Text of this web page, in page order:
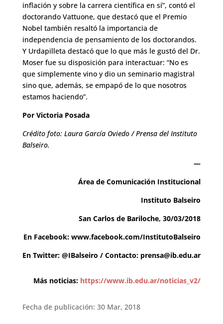
inflación y sobre la carrera científica en sí”, contó el
doctorando Vattuone, que destacó que el Premio
Nobel también resaltó la importancia de
independencia de pensamiento de los doctorandos.
Y Urdapilleta destacó que lo que más le gustó del Dr.
Moser fue su disposición para interactuar: “No es
que simplemente vino y dio un seminario magistral
sino que, además, se empapó de lo que nosotros
estamos haciendo”.
Por Victoria Posada
Crédito foto: Laura García Oviedo / Prensa del Instituto
Balseiro.
—
Área de Comunicación Institucional
Instituto Balseiro
San Carlos de Bariloche, 30/03/2018
En Facebook:www.facebook.com/InstitutoBalseiro
En Twitter:@IBalseiro / Contacto: prensa@ib.edu.ar
Más noticias: https://www.ib.edu.ar/noticias_v2/
Fecha de publicación: 30 Mar, 2018